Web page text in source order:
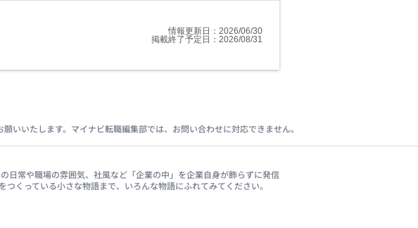
情報更新日：2026/06/30
掲載終了予定日：2026/08/31
いいたします。マイナビ転職編集部では、お問い合わせに対応できません。
日常や職場の雰囲気、社風など「企業の中」を企業自身が飾らずに発信
くっている小さな物語まで、いろんな物語にふれてみてください。